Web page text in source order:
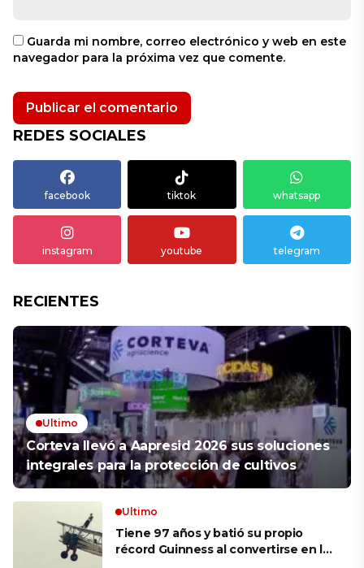
Guarda mi nombre, correo electrónico y web en este
navegador para la próxima vez que comente.
REDES SOCIALES
facebook tiktok whatsapp
instagram youtube telegram
RECIENTES
Ultimo
Corteva llevó a Aapresid 2026 sus soluciones
integrales para la protección de cultivos
Ultimo
Tiene 97 años y batió su propio
récord Guinness al convertirse en la